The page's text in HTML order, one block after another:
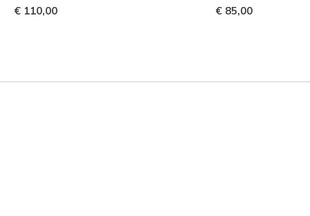
€ 110,00 € 85,00